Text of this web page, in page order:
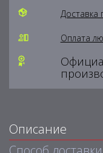
Доставка
Оплата
Описание